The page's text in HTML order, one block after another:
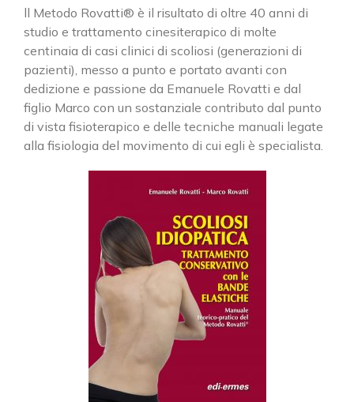
ll Metodo Rovatti® è il risultato di oltre 40 anni di
studio e trattamento cinesiterapico di molte
centinaia di casi clinici di scoliosi (generazioni di
pazienti), messo a punto e portato avanti con
dedizione e passione da Emanuele Rovatti e dal
figlio Marco con un sostanziale contributo dal punto
di vista fisioterapico e delle tecniche manuali legate
alla fisiologia del movimento di cui egli è specialista.